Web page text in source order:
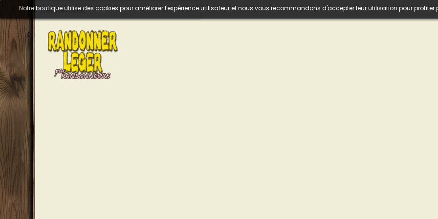
Notre boutique utilise des cookies pour améliorer l'expérience utilisateur et nous vous recommandons d'accepter leur utilisation pour